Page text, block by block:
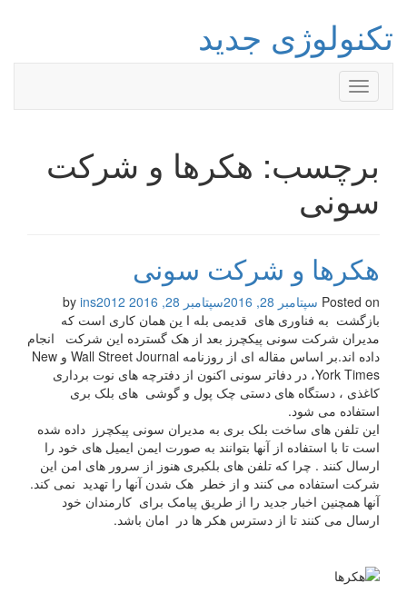
تکنولوژی جدید
Toggle
navigation
برچسب: هکرها و شرکت
سونی
هکرها و شرکت سونی
Posted on سپتامبر 28, 2016 سپتامبر 28, 2016
ins2012
بازگشت به فناوری های قدیمی بله ا ین همان کاری است که
مدیران شرکت سونی پیکچرز بعد از هک گسترده این شرکت انجام
داده اند.بر اساس مقاله ای از روزنامه Wall Street Journal و New
York Times، در دفاتر سونی اکنون از دفترچه های نوت برداری
کاغذی ، دستگاه های دستی چک پول و گوشی های بلک بری
استفاده می شود.
این تلفن های ساخت بلک بری به مدیران سونی پیکچرز داده شده
است تا با استفاده از آنها بتوانند به صورت ایمن ایمیل های خود را
ارسال کنند . چرا که تلفن های بلکبری هنوز از سرور های امن این
شرکت استفاده می کنند و از خطر هک شدن آنها را تهدید نمی کند.
آنها همچنین اخبار جدید را از طریق پیامک برای کارمندان خود
ارسال می کنند تا از دسترس هکر ها در امان باشد.